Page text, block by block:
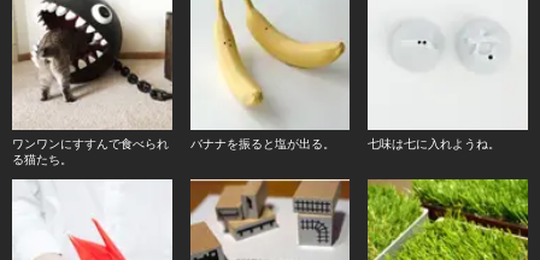
ワンワンにすすんで食べられ
る猫たち。
バナナを振ると塩が出る。 七味は七に入れようね。